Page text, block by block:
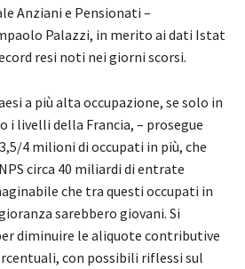
Anziani e Pensionati –
Palazzi, in merito ai dati Istat
resi noti nei giorni scorsi.
a più alta occupazione, se solo in
i livelli della Francia, – prosegue
4 milioni di occupati in più, che
circa 40 miliardi di entrate
che tra questi occupati in
sarebbero giovani. Si
diminuire le aliquote contributive
con possibili riflessi sul